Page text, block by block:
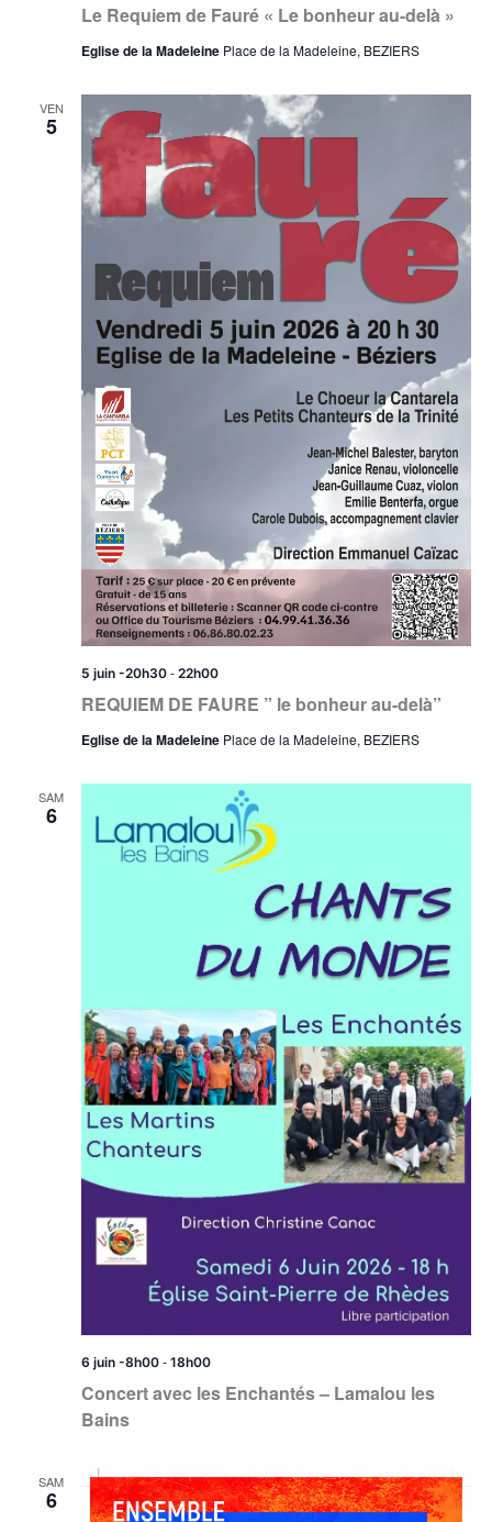
Le Requiem de Fauré « Le bonheur au-delà »
Eglise de la Madeleine Place de la Madeleine, BEZIERS
VEN
5
REQUIEM DE FAURE ” le bonheur au-delà”
5 juin -20h30- 22h00
Eglise de la Madeleine Place de la Madeleine, BEZIERS
SAM
6
Concert avec les Enchantés – Lamalou les
Bains
6 juin -8h00- 18h00
SAM
6